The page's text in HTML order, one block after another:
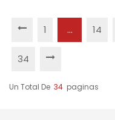
1 ... 14
34
Un Total De 34 Paginas